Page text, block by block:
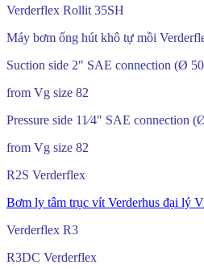
Verderflex Rollit 35SH
Máy bơm ống hút khô tự mồi
Suction side 2″ SAE connection (Ø
from Vg size 82
Pressure side 11⁄4″ SAE connection
from Vg size 82
R2S Verderflex
Bơm ly tâm trục vít Verderhus đại lý
Verderflex R3
R3DC Verderflex